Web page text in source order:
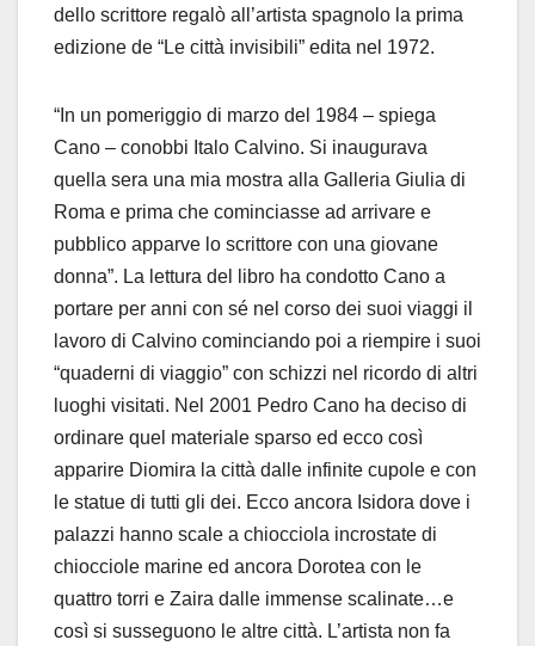
dello scrittore regalò all’artista spagnolo la prima
edizione de “Le città invisibili” edita nel 1972.
“In un pomeriggio di marzo del 1984 – spiega
Cano – conobbi Italo Calvino. Si inaugurava
quella sera una mia mostra alla Galleria Giulia di
Roma e prima che cominciasse ad arrivare e
pubblico apparve lo scrittore con una giovane
donna”. La lettura del libro ha condotto Cano a
portare per anni con sé nel corso dei suoi viaggi il
lavoro di Calvino cominciando poi a riempire i suoi
“quaderni di viaggio” con schizzi nel ricordo di altri
luoghi visitati. Nel 2001 Pedro Cano ha deciso di
ordinare quel materiale sparso ed ecco così
apparire Diomira la città dalle infinite cupole e con
le statue di tutti gli dei. Ecco ancora Isidora dove i
palazzi hanno scale a chiocciola incrostate di
chiocciole marine ed ancora Dorotea con le
quattro torri e Zaira dalle immense scalinate…e
così si susseguono le altre città. L’artista non fa